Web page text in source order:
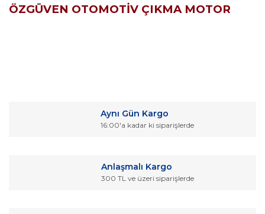
ÖZGÜVEN OTOMOTİV ÇIKMA MOTOR
Görüş ve önerileriniz için teşekkür ederiz.
Ürün bilgilerinde hatalar bulunuyor.
Aynı Gün Kargo
16:00'a kadar ki siparişlerde
Anlaşmalı Kargo
300 TL ve üzeri siparişlerde